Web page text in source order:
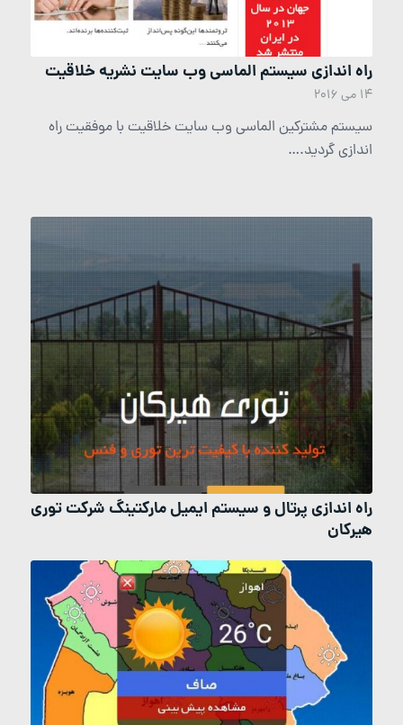
راه اندازی سیستم الماسی وب سایت نشریه خلاقیت
14 می 2016
سیستم مشترکین الماسی وب سایت خلاقیت با موفقیت راه
اندازی گردید.…
راه اندازی پرتال و سیستم ایمیل مارکتینگ شرکت توری
هیرکان